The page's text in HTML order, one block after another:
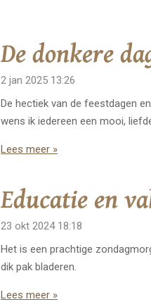
De donkere
2 jan 2025 13:26
De hectiek van de feestdagen
wens ik iedereen een mooi,
Lees meer »
Educatie en
23 okt 2024 18:18
Het is een prachtige
dik pak bladeren.
Lees meer »